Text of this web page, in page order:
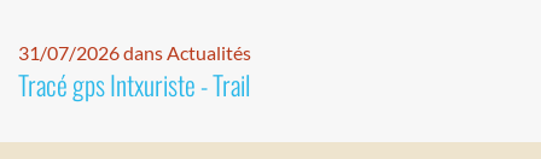
31/07/2026 dans Actualités
Tracé gps Intxuriste - Trail